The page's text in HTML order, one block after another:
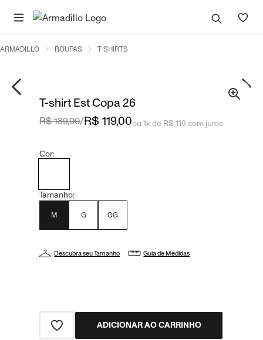
ARMADILLO ROUPAS T-SHIRTS
T-shirt Est Copa 26
R$ 189,00/R$ 119,00ou 1x de R$ 119 sem juros
Cor:
Tamanho:
M G GG
Descubra seu Tamanho Guia de Medidas
ADICIONAR AO CARRINHO